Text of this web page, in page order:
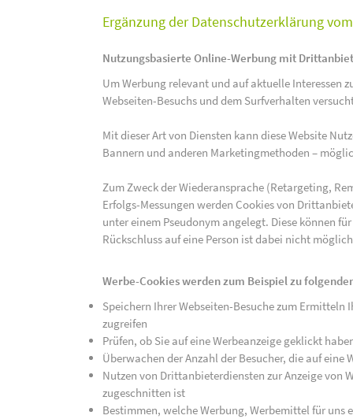
Ergänzung der Datenschutzerklärung
Nutzungsbasierte Online-Werbung mit
Um Werbung relevant und auf aktuelle Interessen
Webseiten-Besuchs und dem Surfverhalten
Mit dieser Art von Diensten kann diese Website
Bannern und anderen Marketingmethoden –
Zum Zweck der Wiederansprache (Retargeting,
Erfolgs-Messungen werden Cookies von
unter einem Pseudonym angelegt. Diese können
Rückschluss auf eine Person ist dabei nicht
Werbe-Cookies werden zum Beispiel zu
Speichern Ihrer Webseiten-Besuche zum
zugreifen
Prüfen, ob Sie auf eine Werbeanzeige geklickt
Überwachen der Anzahl der Besucher, die auf
Nutzen von Drittanbieterdiensten zur Anzeige von
zugeschnitten ist
Bestimmen, welche Werbung, Werbemittel für uns